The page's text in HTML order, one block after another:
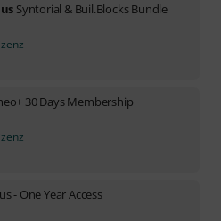
Syntorial & Buil.Blocks Bundle
30 Days Membership
- One Year Access